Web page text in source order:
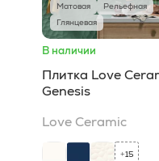
Матовая
Рельефная
Глянцевая
В наличии
Плитка Love
Genesis
Love Ceramic
+15